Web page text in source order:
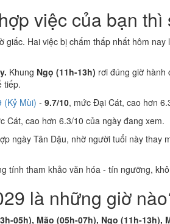
việc của bạn thì
giấc. Hai việc bị chấm thấp nhất hôm nay
Khung Ngọ (11h-13h) rơi đúng giờ hành
tiếp.
(Kỷ Mùi) - 9.7/10, mức Đại Cát, cao hơn
Cát, cao hơn 6.3/10 của ngày đang xem.
ngày Tân Dậu, nhờ người tuổi này thay
tính tham khảo văn hóa - tín ngưỡng,
là những giờ
05h), Mão (05h-07h), Ngọ (11h-13h),